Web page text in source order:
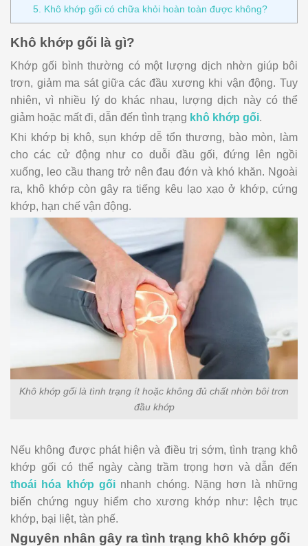
5. Khô khớp gối có chữa khỏi hoàn toàn được không?
Khô khớp gối là gì?
Khớp gối bình thường có một lượng dịch nhờn giúp bôi
trơn, giảm ma sát giữa các đầu xương khi vận động. Tuy
nhiên, vì nhiều lý do khác nhau, lượng dịch này có thể
giảm hoặc mất đi, dẫn đến tình trạng khô khớp gối.
Khi khớp bị khô, sụn khớp dễ tổn thương, bào mòn, làm
cho các cử động như co duỗi đầu gối, đứng lên ngồi
xuống, leo cầu thang trở nên đau đớn và khó khăn. Ngoài
ra, khô khớp còn gây ra tiếng kêu lạo xạo ở khớp, cứng
khớp, hạn chế vận động.
Khô khớp gối là tình trạng ít hoặc không đủ chất nhờn bôi trơn
đầu khớp
Nếu không được phát hiện và điều trị sớm, tình trạng khô
khớp gối có thể ngày càng trầm trọng hơn và dẫn đến
thoái hóa khớp gối nhanh chóng. Nặng hơn là những
biến chứng nguy hiểm cho xương khớp như: lệch trục
khớp, bại liệt, tàn phế.
Nguyên nhân gây ra tình trạng khô khớp gối